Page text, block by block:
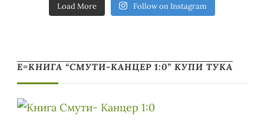
Load More Follow on Instagram
Е=КНИГА “СМУТИ-КАНЦЕР 1:0” КУПИ ТУКА